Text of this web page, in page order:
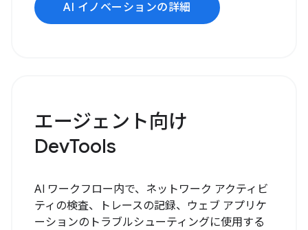
AI イノベーションの詳細
エージェント向け
DevTools
AI ワークフロー内で、ネットワーク アクティビ
ティの検査、トレースの記録、ウェブ アプリケ
ーションのトラブルシューティングに使用する